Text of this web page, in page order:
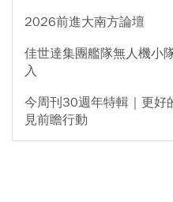
2026前進大南方論壇
佳世達集團艦隊無人機小
入
今周刊30週年特輯｜更好
見前瞻行動